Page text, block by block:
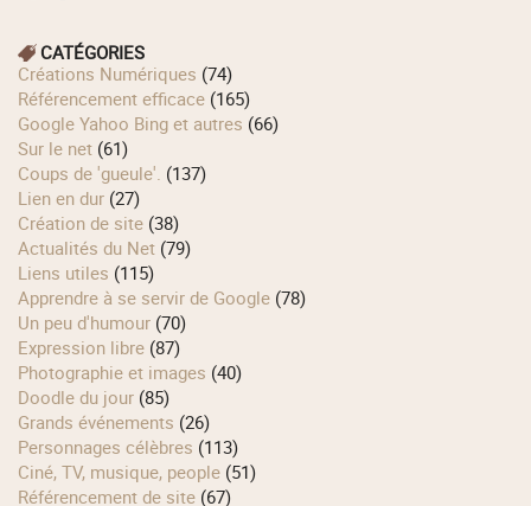
CATÉGORIES
Créations Numériques (74)
Référencement efficace (165)
Google Yahoo Bing et autres (66)
Sur le net (61)
Coups de 'gueule'. (137)
Lien en dur (27)
Création de site (38)
Actualités du Net (79)
Liens utiles (115)
Apprendre à se servir de Google (78)
Un peu d'humour (70)
Expression libre (87)
Photographie et images (40)
Doodle du jour (85)
Grands événements (26)
Personnages célèbres (113)
Ciné, TV, musique, people (51)
Référencement de site (67)